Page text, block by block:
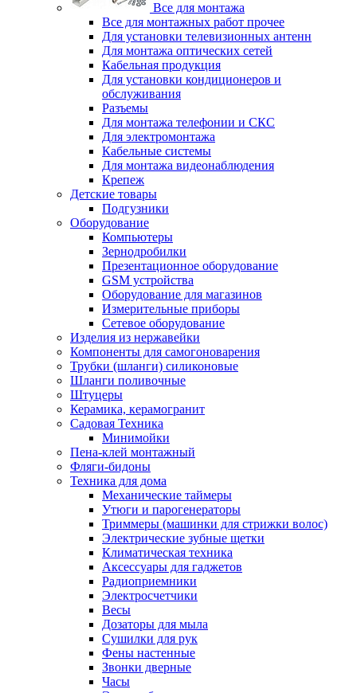
Все для монтажа
Все для монтажных работ прочее
Для установки телевизионных антенн
Для монтажа оптических сетей
Кабельная продукция
Для установки кондиционеров и
обслуживания
Разъемы
Для монтажа телефонии и СКС
Для электромонтажа
Кабельные системы
Для монтажа видеонаблюдения
Крепеж
Детские товары
Подгузники
Оборудование
Компьютеры
Зернодробилки
Презентационное оборудование
GSM устройства
Оборудование для магазинов
Измерительные приборы
Сетевое оборудование
Изделия из нержавейки
Компоненты для самогоноварения
Трубки (шланги) силиконовые
Шланги поливочные
Штуцеры
Керамика, керамогранит
Садовая Техника
Минимойки
Пена-клей монтажный
Фляги-бидоны
Техника для дома
Механические таймеры
Утюги и парогенераторы
Триммеры (машинки для стрижки волос)
Электрические зубные щетки
Климатическая техника
Аксессуары для гаджетов
Радиоприемники
Электросчетчики
Весы
Дозаторы для мыла
Сушилки для рук
Фены настенные
Звонки дверные
Часы